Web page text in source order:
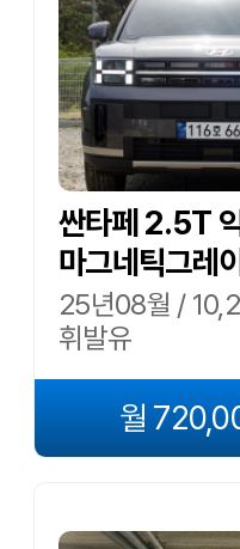
싼타페 2.5T
마그네틱그레
25년08월 /
휘발유
월